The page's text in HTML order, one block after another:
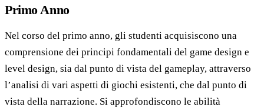
Primo Anno
Nel corso del primo anno, gli studenti acquisiscono una
comprensione dei principi fondamentali del game design e
level design, sia dal punto di vista del gameplay, attraverso
l’analisi di vari aspetti di giochi esistenti, che dal punto di
vista della narrazione. Si approfondiscono le abilità